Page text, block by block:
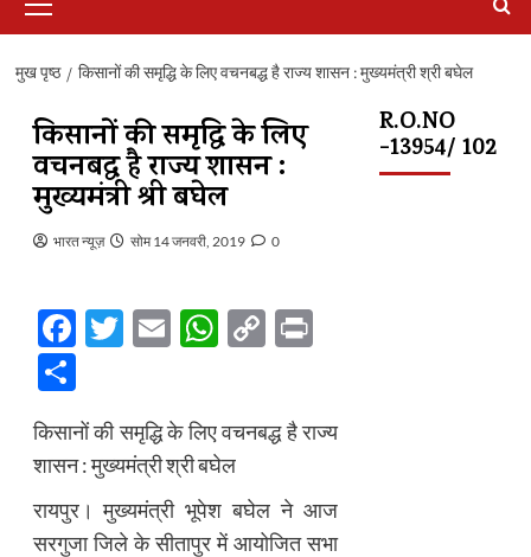
सूची
मुख पृष्ठ किसानों की समृद्धि के लिए वचनबद्ध है राज्य शासन : मुख्यमंत्री श्री बघेल
किसानों की समृद्धि के लिए
वचनबद्ध है राज्य शासन :
मुख्यमंत्री श्री बघेल
भारत न्यूज़ सोम 14 जनवरी, 2019 0
Facebook
Twitter
EmailWhatsApp
CopyPrint
Share
किसानों की समृद्धि के लिए वचनबद्ध है राज्य
शासन : मुख्यमंत्री श्री बघेल
रायपुर। मुख्यमंत्री भूपेश बघेल ने आज
सरगुजा जिले के सीतापुर में आयोजित सभा
R.O.NO
-13954/ 102